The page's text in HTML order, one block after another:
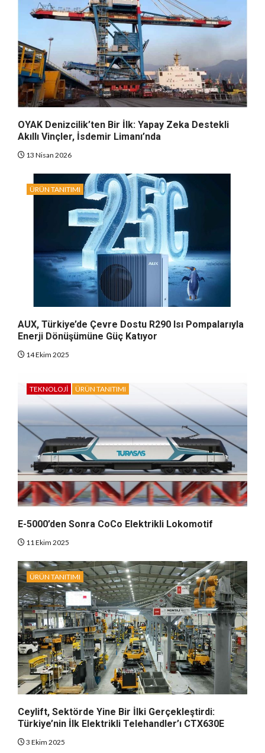
OYAK Denizcilik’ten Bir İlk: Yapay Zeka Destekli
Akıllı Vinçler, İsdemir Limanı’nda
13 Nisan 2026
ÜRÜN TANITIMI
AUX, Türkiye’de Çevre Dostu R290 Isı Pompalarıyla
Enerji Dönüşümüne Güç Katıyor
14 Ekim 2025
TEKNOLOJI ÜRÜN TANITIMI
E-5000’den Sonra CoCo Elektrikli Lokomotif
11 Ekim 2025
ÜRÜN TANITIMI
Ceylift, Sektörde Yine Bir İlki Gerçekleştirdi:
Türkiye’nin İlk Elektrikli Telehandler’ı CTX630E
3 Ekim 2025